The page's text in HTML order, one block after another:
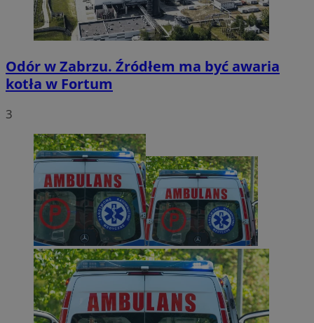
Odór w Zabrzu. Źródłem ma być awaria
kotła w Fortum
3